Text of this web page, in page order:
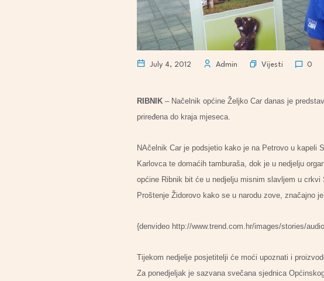
July 4, 2012 Admin Vijesti 0
RIBNIK – Načelnik općine Željko Car danas je
priređena do kraja mjeseca.
NAčelnik Car je podsjetio kako je na Petrovo u kapeli
Karlovca te domaćih tamburaša, dok je u nedjelju
općine Ribnik bit će u nedjelju misnim slavljem u
Proštenje Židorovo kako se u narodu zove, značajno
{denvideo http://www.trend.com.hr/images/stories/
Tijekom nedjelje posjetitelji će moći upoznati i
Za ponedjeljak je sazvana svečana sjednica